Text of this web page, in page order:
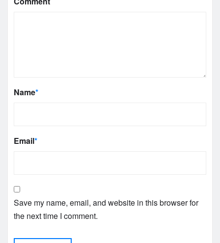
Name*
Email*
Save my name, email, and website in this browser for
the next time I comment.